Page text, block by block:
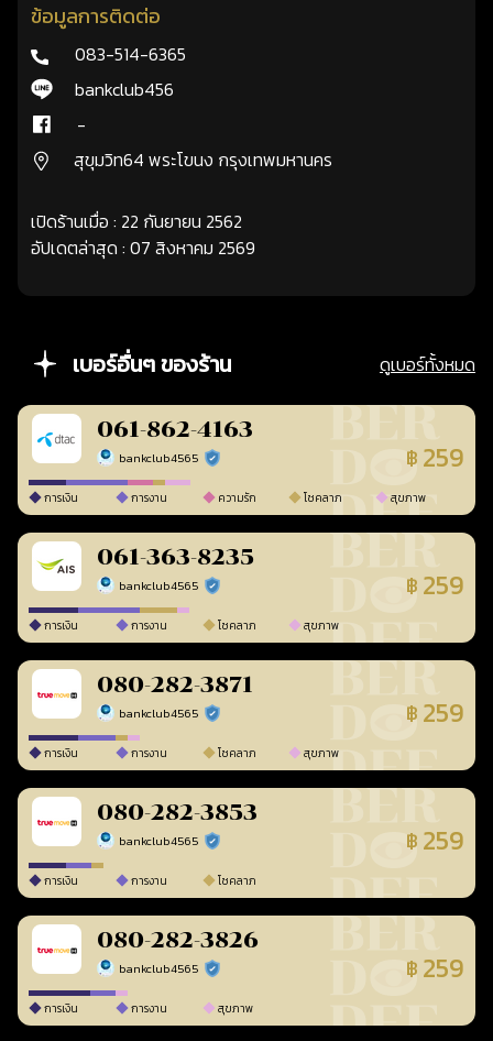
ข้อมูลการติดต่อ
083-514-6365
bankclub456
-
สุขุมวิท64 พระโขนง กรุงเทพมหานคร
เปิดร้านเมื่อ : 22 กันยายน 2562
อัปเดตล่าสุด : 07 สิงหาคม 2569
เบอร์อื่นๆ ของร้าน ดูเบอร์ทั้งหมด
061-862-4163
bankclub4565 ร้านยืนยันแล้ว ฿ 259
การเงิน การงาน ความรัก โชคลาภ สุขภาพ
061-363-8235
bankclub4565 ร้านยืนยันแล้ว ฿ 259
การเงิน การงาน โชคลาภ สุขภาพ
080-282-3871
bankclub4565 ร้านยืนยันแล้ว ฿ 259
การเงิน การงาน โชคลาภ สุขภาพ
080-282-3853
bankclub4565 ร้านยืนยันแล้ว ฿ 259
การเงิน การงาน โชคลาภ
080-282-3826
bankclub4565 ร้านยืนยันแล้ว ฿ 259
การเงิน การงาน สุขภาพ